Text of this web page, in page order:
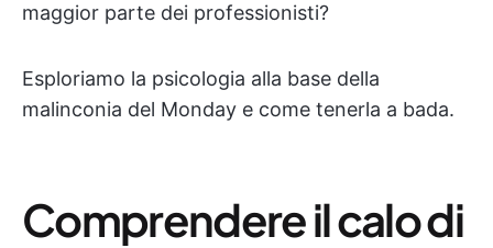
maggior parte dei professionisti?
Esploriamo la psicologia alla base della
malinconia del Monday e come tenerla a bada.
Comprendere il calo di